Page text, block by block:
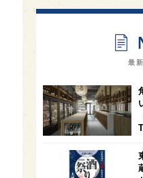
愛知県 14 宮城県 14
オピニオンリーダーの視点
石川県 7 奈良県 7
富山県 6 フランス
4 アメリカ 4
最